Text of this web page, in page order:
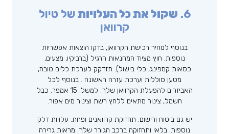
6. שקול את כל העלויותשל טיול
קרוואן
בנוסף למחיר רכישת הקרוואן, בדקו הוצאות אפשריות
נוספות. חוץ מציוד המחנאות הרגיל (ברביקיו, מצעים,
כסאות קמפינג, כלי בישול). תזדקק לערכת כלים טובה,
מטען סוללות וערכת עזרה ראשונה . בנוסף לכל
האביזרים להפעלת הקרוואן שלך. למשל, 15 אמפר. כבל
חשמל, צינור מתאים ללחץ רשת וצינור מים אפור.
יש גם ביטוח ורישום. תחזוקת קרוואנים ופחת. עלויות דלק
נוספות. בלאי ותחזוקה ברכב הגורר שלך. מראות גרירה